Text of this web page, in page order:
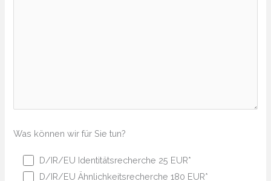
Was können wir für Sie tun?
D/IR/EU Identitätsrecherche 25 EUR*
D/IR/EU Ähnlichkeitsrecherche 180 EUR*